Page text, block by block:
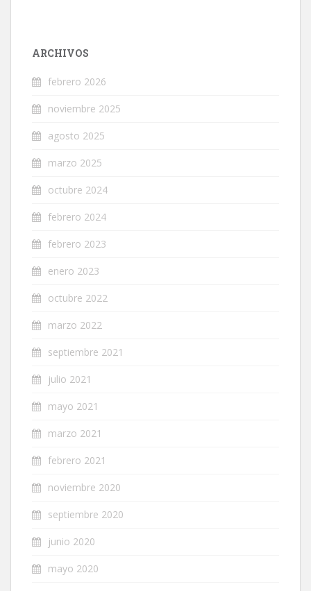
ARCHIVOS
febrero 2026
noviembre 2025
agosto 2025
marzo 2025
octubre 2024
febrero 2024
febrero 2023
enero 2023
octubre 2022
marzo 2022
septiembre 2021
julio 2021
mayo 2021
marzo 2021
febrero 2021
noviembre 2020
septiembre 2020
junio 2020
mayo 2020